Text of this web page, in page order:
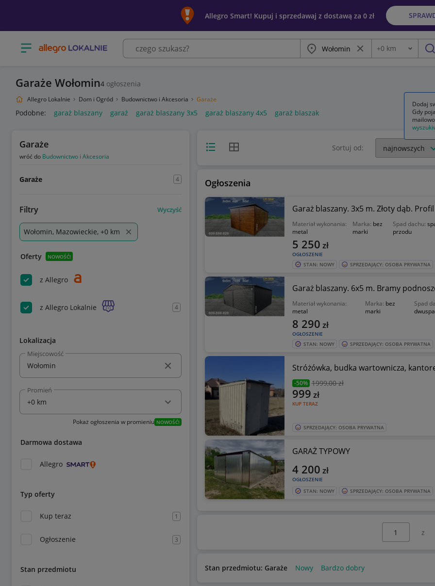
Allegro Smart! Kupuj i sprzedawaj z dostawą za 0 zł
Otwórz menu z kategoriami Miasto Wyczyść frazę
Odległość
+0 km
Garaże Wołomin4 ogłoszenia
Allegro Lokalnie Dom i Ogród Budownictwo i Akcesoria Garaże
Podobne: garaż blaszany garaż garaż blaszany 3x5 garaż blaszany 4x5 garaż blaszak
Garaże
wróć do Budownictwo i Akcesoria
Garaże 4
Filtry Wyczyść
Wołomin, Mazowieckie, +0 km
Oferty NOWOŚĆ!
z Allegro
z Allegro Lokalnie 4
Lokalizacja
Miejscowość
Promień
Pokaż ogłoszenia w promieniu NOWOŚĆ!
Darmowa dostawa
Allegro
Typ oferty
Kup teraz 1
Ogłoszenie 3
Stan przedmiotu
Widok listyWidok siatki Sortuj od:
Ogłoszenia
Garaż blaszany. 3x5 m. Złoty dąb.
Materiał wykonania:
metal
Marka: bez
marki
Spad dachu:
przodu
OGŁOSZENIE
5 250 zł
STAN: NOWY SPRZEDAJĄCY: OSOBA PRYWATNA
Garaż blaszany. 6x5 m. Bramy
Materiał wykonania:
metal
Marka: bez
marki
Spad
OGŁOSZENIE
8 290 zł
STAN: NOWY SPRZEDAJĄCY: OSOBA PRYWATNA
Stróżówka, budka wartownicza,
-50% 1999,00 zł
KUP TERAZ
999 zł
SPRZEDAJĄCY: OSOBA PRYWATNA
GARAŻ TYPOWY
OGŁOSZENIE
4 200 zł
STAN: NOWY SPRZEDAJĄCY: OSOBA PRYWATNA
z
Stan przedmiotu: Garaże Nowy Bardzo dobry
Dodaj
Gdy